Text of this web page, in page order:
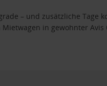
– und zusätzliche Tage
in gewohnter Avis